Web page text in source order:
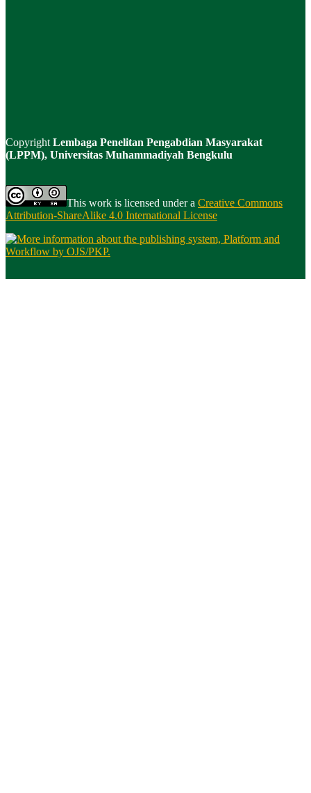
Copyright Lembaga Penelitan Pengabdian Masyarakat
(LPPM), Universitas Muhammadiyah Bengkulu
This work is licensed under a Creative Commons
Attribution-ShareAlike 4.0 International License